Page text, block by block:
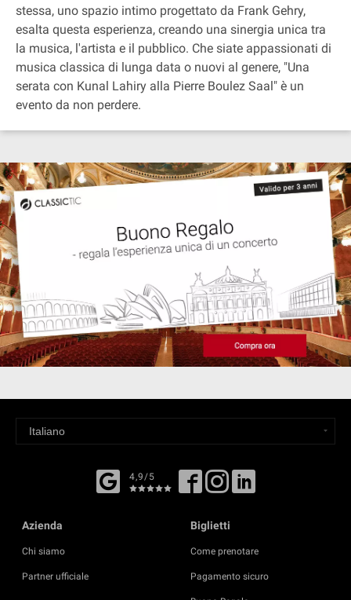
stessa, uno spazio intimo progettato da Frank Gehry,
esalta questa esperienza, creando una sinergia unica tra
la musica, l'artista e il pubblico. Che siate appassionati di
musica classica di lunga data o nuovi al genere, "Una
serata con Kunal Lahiry alla Pierre Boulez Saal" è un
evento da non perdere.
4,9/5
Azienda
Chi siamo
Partner ufficiale
Biglietti
Come prenotare
Pagamento sicuro